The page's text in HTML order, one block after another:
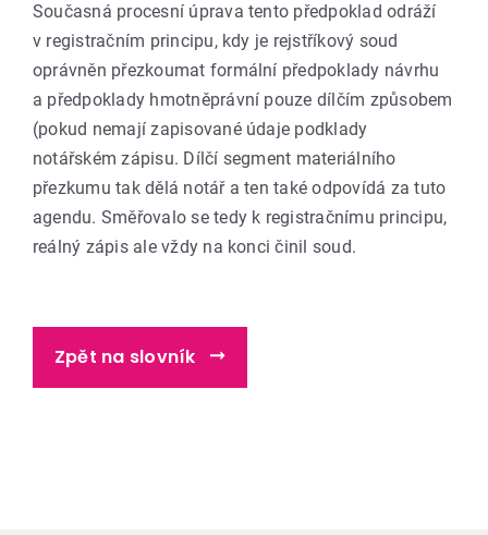
Současná procesní úprava tento předpoklad odráží
v registračním principu, kdy je rejstříkový soud
oprávněn přezkoumat formální předpoklady návrhu
a předpoklady hmotněprávní pouze dílčím způsobem
(pokud nemají zapisované údaje podklady
notářském zápisu. Dílčí segment materiálního
přezkumu tak dělá notář a ten také odpovídá za tuto
agendu. Směřovalo se tedy k registračnímu principu,
reálný zápis ale vždy na konci činil soud.
Zpět na slovník